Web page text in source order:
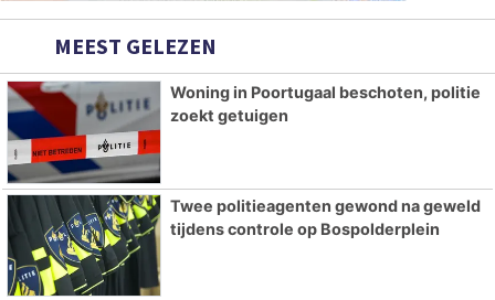
MEEST GELEZEN
Woning in Poortugaal beschoten, politie
zoekt getuigen
Twee politieagenten gewond na geweld
tijdens controle op Bospolderplein